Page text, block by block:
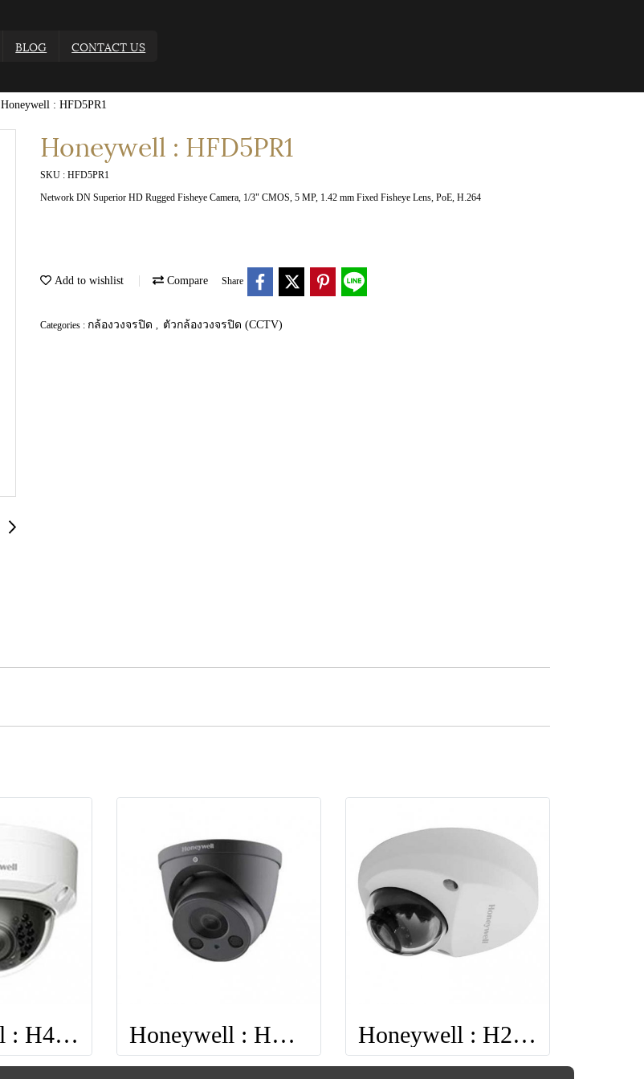
BLOG CONTACT US
Honeywell : HFD5PR1
Honeywell : HFD5PR1
SKU : HFD5PR1
Network DN Superior HD Rugged Fisheye Camera, 1/3" CMOS, 5 MP, 1.42 mm Fixed Fisheye Lens, PoE, H.264
Add to wishlist Compare Share
Categories : กล้องวงจรปิด ตัวกล้องวงจรปิด (CCTV)
Honeywell : H4W4PER2 Honeywell : HEW4PR2 Honeywell : H2W4PRV3